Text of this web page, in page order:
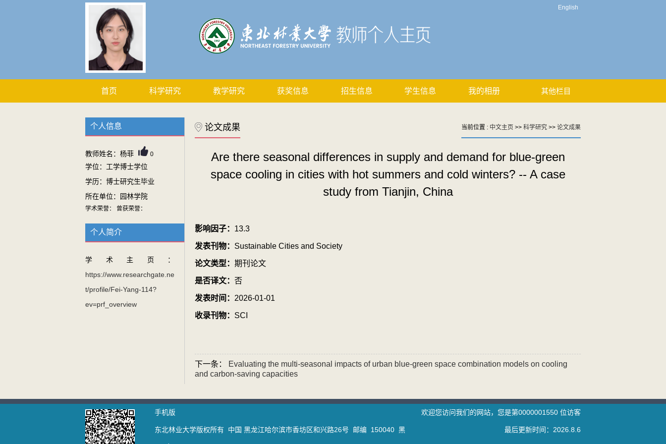
English
首页 科学研究 教学研究 获奖信息 招生信息 学生信息 我的相册 其他栏目
个人信息
教师姓名：杨菲 0
学位：工学博士学位
学历：博士研究生毕业
所在单位：园林学院
学术荣誉： 曾获荣誉：
个人简介
学术主页：
https://www.researchgate.ne
t/profile/Fei-Yang-114?
ev=prf_overview
论文成果 当前位置 : 中文主页 >> 科学研究 >> 论文成果
Are there seasonal differences in supply and demand for blue-green
space cooling in cities with hot summers and cold winters? -- A case
study from Tianjin, China
影响因子： 13.3
发表刊物： Sustainable Cities and Society
论文类型： 期刊论文
是否译文： 否
发表时间： 2026-01-01
收录刊物： SCI
下一条：
Evaluating the multi-seasonal impacts of urban blue-green space combination models on cooling
and carbon-saving capacities
手机版 欢迎您访问我们的网站，您是第0000001550 位访客
东北林业大学版权所有 中国 黑龙江哈尔滨市香坊区和兴路26号 邮编 150040 黑 最后更新时间： 2026 8 6